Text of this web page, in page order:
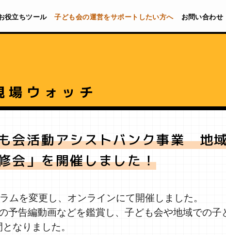
役立ちツール 子ども会の運営をサポートしたい方へ お問い合わせ
場ウォッチ
会活動アシストバンク事業 地
会」を開催しました！
ムを変更し、オンラインにて開催しました。
予告編動画などを鑑賞し、子ども会や地域での子
なりました。